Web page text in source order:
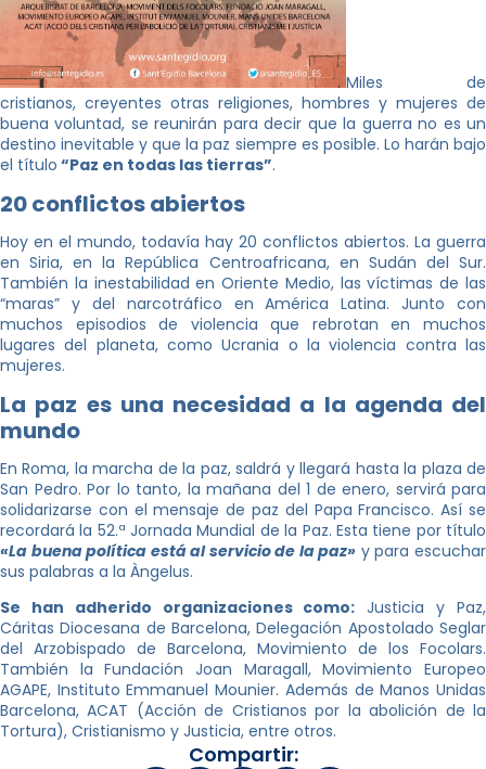
Miles de
cristianos, creyentes otras religiones, hombres y mujeres de
buena voluntad, se reunirán para decir que la guerra no es un
destino inevitable y que la paz siempre es posible. Lo harán bajo
el título “Paz en todas las tierras”.
20 conflictos abiertos
Hoy en el mundo, todavía hay 20 conflictos abiertos. La guerra
en Siria, en la República Centroafricana, en Sudán del Sur.
También la inestabilidad en Oriente Medio, las víctimas de las
“maras” y del narcotráfico en América Latina. Junto con
muchos episodios de violencia que rebrotan en muchos
lugares del planeta, como Ucrania o la violencia contra las
mujeres.
La paz es una necesidad a la agenda del
mundo
En Roma, la marcha de la paz, saldrá y llegará hasta la plaza de
San Pedro. Por lo tanto, la mañana del 1 de enero, servirá para
solidarizarse con el mensaje de paz del Papa Francisco. Así se
recordará la 52.ª Jornada Mundial de la Paz. Esta tiene por título
«La buena política está al servicio de la paz» y para escuchar
sus palabras a la Àngelus.
Se han adherido organizaciones como: Justicia y Paz,
Cáritas Diocesana de Barcelona, Delegación Apostolado Seglar
del Arzobispado de Barcelona, Movimiento de los Focolars.
También la Fundación Joan Maragall, Movimiento Europeo
AGAPE, Instituto Emmanuel Mounier. Además de Manos Unidas
Barcelona, ACAT (Acción de Cristianos por la abolición de la
Tortura), Cristianismo y Justicia, entre otros.
Compartir: